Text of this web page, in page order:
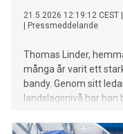
21.5.2026 12:19:12 CEST
Pressmeddelande
Thomas Linder,
många år varit ett
bandy. Genom sitt
landslagsnivå har
Årets Ledare.